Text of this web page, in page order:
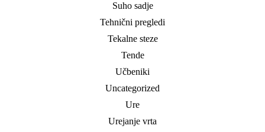
Suho sadje
Tehnični pregledi
Tekalne steze
Tende
Učbeniki
Uncategorized
Ure
Urejanje vrta